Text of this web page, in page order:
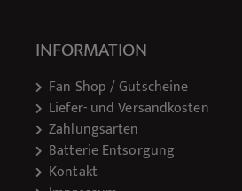
INFORMATION
Fan Shop / Gutscheine
Liefer- und Versandkosten
Zahlungsarten
Batterie Entsorgung
Kontakt